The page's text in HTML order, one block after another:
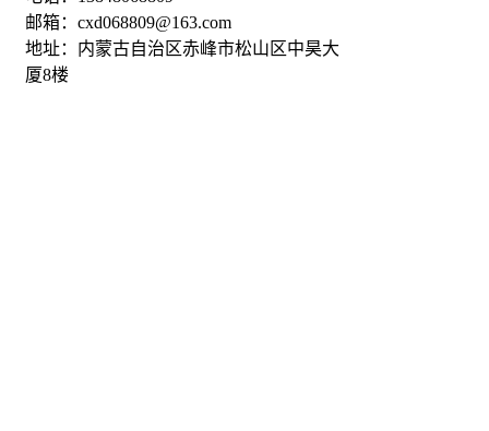
邮箱：cxd068809@163.com
地址：内蒙古自治区赤峰市松山区中昊大
厦8楼